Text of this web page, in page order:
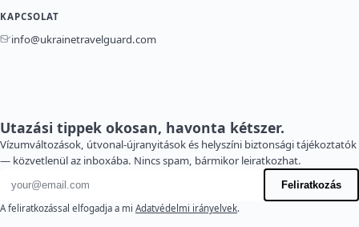
KAPCSOLAT
info@ukrainetravelguard.com
Utazási tippek okosan, havonta kétszer.
Vízumváltozások, útvonal-újranyitások és helyszíni biztonsági tájékoztatók
— közvetlenül az inboxába. Nincs spam, bármikor leiratkozhat.
E-mail cím
Feliratkozás
A feliratkozással elfogadja a mi Adatvédelmi irányelvek.